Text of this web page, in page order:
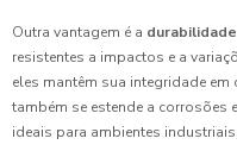
Outra vantagem é a durabilidade
resistentes a impactos e a
eles mantêm sua integridade
também se estende a
ideais para ambientes industriais.